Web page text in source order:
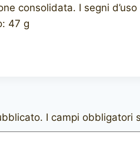
consolidata. I segni
47 g
I campi obbligatori